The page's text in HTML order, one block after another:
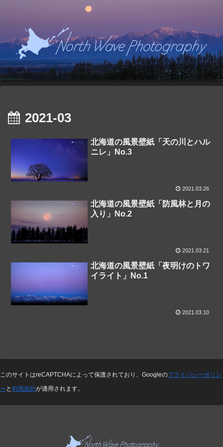
2021-03
北海道の風景壁紙「天の川とハル
ニレ」No.3
2021.03.26
北海道の風景壁紙「防風林と月の
入り」No.2
2021.03.21
北海道の風景壁紙「夜明けのトワ
イライト」No.1
2021.03.10
このサイトはreCAPTCHAによって保護されており、Googleのプライバシーポリシ
ー と 利用規約が適用されます。